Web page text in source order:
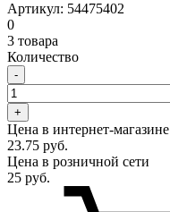
Артикул: 54475402
0
3 товара
Количество
-
+
Цена в интернет-магазине
23.75 руб.
Цена в розничной сети
25 руб.